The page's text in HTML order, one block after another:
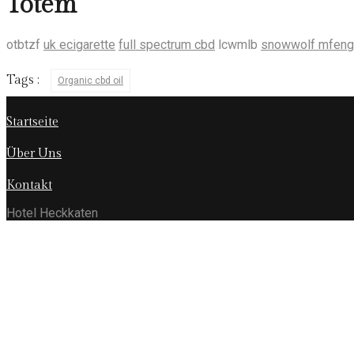
otbtzf uk ecigarette full spectrum cbd lcwmlb snowwolf
Tags : Organic cbd oil
Startseite
Über Uns
Kontakt
Hotel Heckkaten